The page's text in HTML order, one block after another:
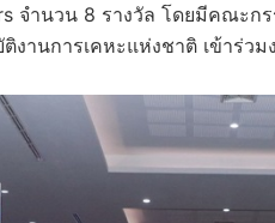
จำนวน 8 รางวัล โดยมีคณะก
านการเคหะแห่งชาติ เข้าร่วม